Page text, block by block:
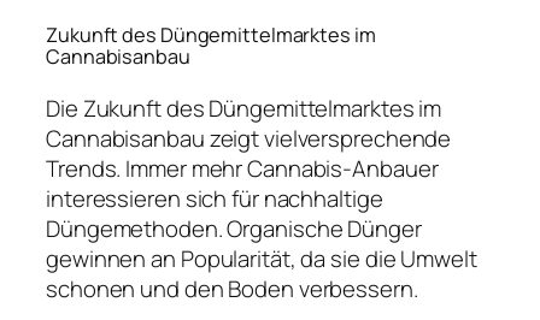
Zukunft des Düngemittelmarktes im
Cannabisanbau
Die Zukunft des Düngemittelmarktes im
Cannabisanbau zeigt vielversprechende
Trends. Immer mehr Cannabis-Anbauer
interessieren sich für nachhaltige
Düngemethoden. Organische Dünger
gewinnen an Popularität, da sie die Umwelt
schonen und den Boden verbessern.